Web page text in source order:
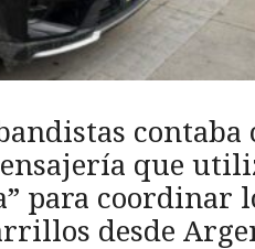
contaba
que
para coordinar
desde